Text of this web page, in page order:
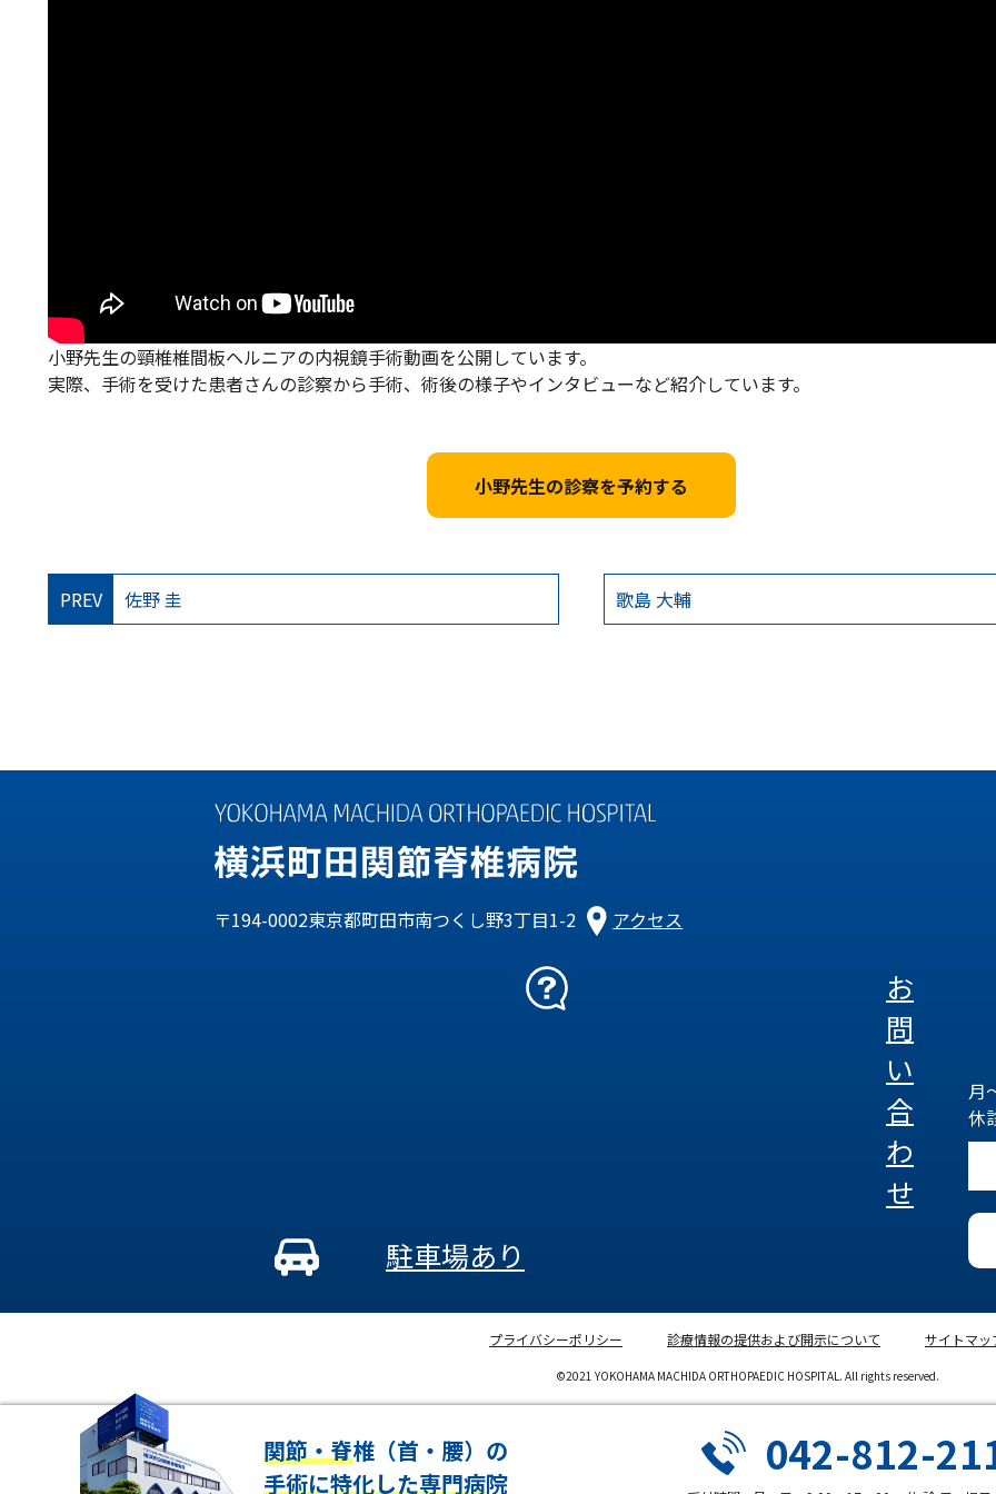
小野先生の頸椎椎間板ヘルニアの内視鏡手術動画を公開しています。
実際、手術を受けた患者さんの診察から手術、術後の様子やインタビューなど紹介しています。
小野先生の診察を予約する
PREV 佐野 圭 歌島 大輔
〒194-0002東京都町田市南つくし野3丁目1-2 アクセス
お
問
い
合
わ
せ
駐車場あり
月
休
プライバシーポリシー 診療情報の提供および開示について サイトマッ
©2021 YOKOHAMA MACHIDA ORTHOPAEDIC HOSPITAL. All rights reserved.
関節・脊椎（首・腰）の
手術に特化した専門病院
042-812-